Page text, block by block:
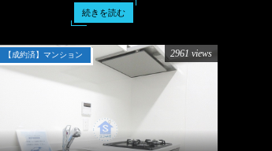
続きを読む
【成約済】マンション 2961 views